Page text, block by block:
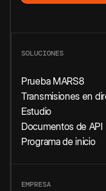
SOLUCIONES
Prueba MARS8
Transmisiones en
Estudio
Documentos de API
Programa de inicio
EMPRESA